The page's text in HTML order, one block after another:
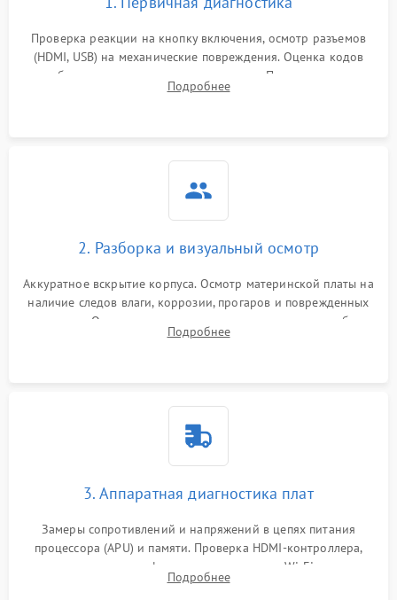
Проверка реакции на кнопку включения, осмотр разъемов
(HDMI, USB) на механические повреждения. Оценка кодов
ошибок на экране или по индикаторам. Проверка чтения
дисков, работы геймпадов и наличия гарантийных пломб.
Подробнее
2. Разборка и визуальный осмотр
Аккуратное вскрытие корпуса. Осмотр материнской платы на
наличие следов влаги, коррозии, прогаров и поврежденных
элементов. Оценка состояния системы охлаждения, турбины
кулера и степени загрязнения радиатора пылью.
Подробнее
3. Аппаратная диагностика плат
Замеры сопротивлений и напряжений в цепях питания
процессора (APU) и памяти. Проверка HDMI-контроллера,
микросхем флеш-памяти и модуля Wi-Fi
Подробнее